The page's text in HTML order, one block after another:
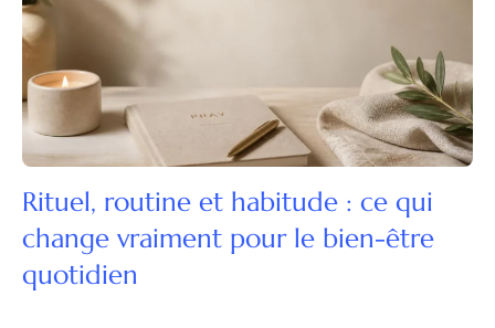
Rituel, routine et habitude : ce qui
change vraiment pour le bien-être
quotidien